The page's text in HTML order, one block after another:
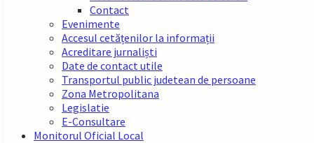
Contact
Evenimente
Accesul cetățenilor la informații
Acreditare jurnaliști
Date de contact utile
Transportul public judetean de persoane
Zona Metropolitana
Legislatie
E-Consultare
Monitorul Oficial Local